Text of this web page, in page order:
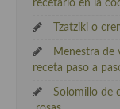
recetario en la
Tzatziki o
Menestra de
receta paso a
Solomillo de